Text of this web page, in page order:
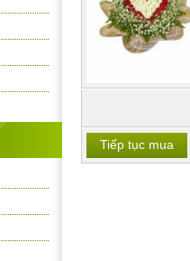
Tiếp tục mua